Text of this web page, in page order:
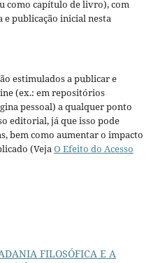
como capítulo de livro), com
publicação inicial nesta
estimulados a publicar e
(ex.: em repositórios
pessoal) a qualquer ponto
editorial, já que isso pode
bem como aumentar o impacto
(VejaO Efeito do Acesso
FILOSÓFICA E A